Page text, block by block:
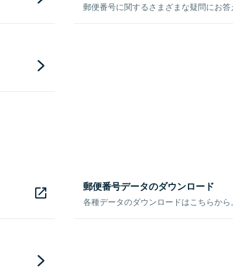
郵便番号に関するさまざまな疑問にお答
郵便番号データのダウンロード
各種データのダウンロードはこちらから